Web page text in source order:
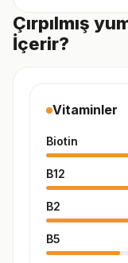
Çırpılmış
İçerir?
Vitaminler
Biotin
B12
B2
B5